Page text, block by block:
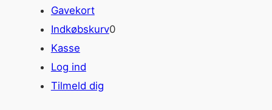
Gavekort
Indkøbskurv0
Kasse
Log ind
Tilmeld dig